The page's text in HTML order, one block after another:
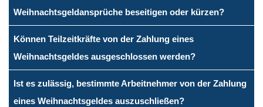
Weihnachtsgeldansprüche beseitigen oder kürzen?
Können Teilzeitkräfte von der Zahlung eines
Weihnachtsgeldes ausgeschlossen werden?
Ist es zulässig, bestimmte Arbeitnehmer von der Zahlung
eines Weihnachtsgeldes auszuschließen?